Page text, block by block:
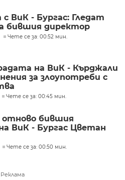
ВиК - Бургас: Гледат
бившия директор
Чете се за: 00:52 мин.
на ВиК - Кърджали
за злоупотреби с
Чете се за: 00:45 мин.
отново бившия
ВиК - Бургас Цветан
Чете се за: 00:50 мин.
Реклама